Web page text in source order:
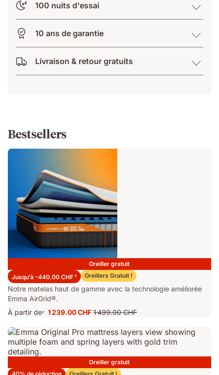
100 nuits d'essai
10 ans de garantie
Livraison & retour gratuits
Bestsellers
Oreiller gratuit
Jusqu’à -440.00 CHF 4 Oreillers Gratuit !
Matelas Emma Performance 26
Notre matelas haut de gamme avec la technologie améliorée
Emma AirGrid®.
À partir de3
Prix
1 239.00 CHF Prix
1 499.00 CHF
1 499.00 CHF
Oreiller gratuit